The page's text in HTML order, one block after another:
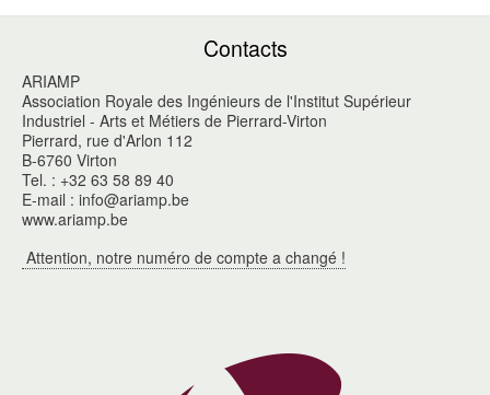
Contacts
ARIAMP
Association Royale des Ingénieurs de l'Institut Supérieur
Industriel - Arts et Métiers de Pierrard-Virton
Pierrard, rue d'Arlon 112
B-6760 Virton
Tel. : +32 63 58 89 40
E-mail : info@ariamp.be
www.ariamp.be
Attention, notre numéro de compte a changé !